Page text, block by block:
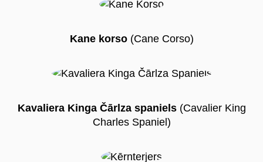
Kane korso(Cane Corso)
Kavaliera Kinga Čārlza spaniels(Cavalier King
Charles Spaniel)